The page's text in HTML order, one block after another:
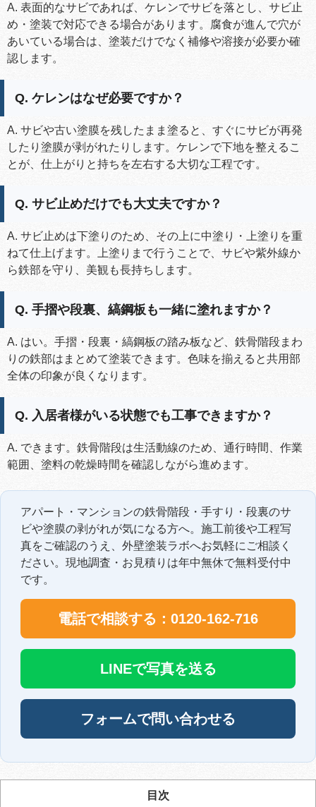
A. 表面的なサビであれば、ケレンでサビを落とし、サビ止
め・塗装で対応できる場合があります。腐食が進んで穴が
あいている場合は、塗装だけでなく補修や溶接が必要か確
認します。
Q. ケレンはなぜ必要ですか？
A. サビや古い塗膜を残したまま塗ると、すぐにサビが再発
したり塗膜が剥がれたりします。ケレンで下地を整えるこ
とが、仕上がりと持ちを左右する大切な工程です。
Q. サビ止めだけでも大丈夫ですか？
A. サビ止めは下塗りのため、その上に中塗り・上塗りを重
ねて仕上げます。上塗りまで行うことで、サビや紫外線か
ら鉄部を守り、美観も長持ちします。
Q. 手摺や段裏、縞鋼板も一緒に塗れますか？
A. はい。手摺・段裏・縞鋼板の踏み板など、鉄骨階段まわ
りの鉄部はまとめて塗装できます。色味を揃えると共用部
全体の印象が良くなります。
Q. 入居者様がいる状態でも工事できますか？
A. できます。鉄骨階段は生活動線のため、通行時間、作業
範囲、塗料の乾燥時間を確認しながら進めます。
アパート・マンションの鉄骨階段・手すり・段裏のサ
ビや塗膜の剥がれが気になる方へ。施工前後や工程写
真をご確認のうえ、外壁塗装ラボへお気軽にご相談く
ださい。現地調査・お見積りは年中無休で無料受付中
です。
電話で相談する：0120-162-716
LINEで写真を送る
フォームで問い合わせる
目次